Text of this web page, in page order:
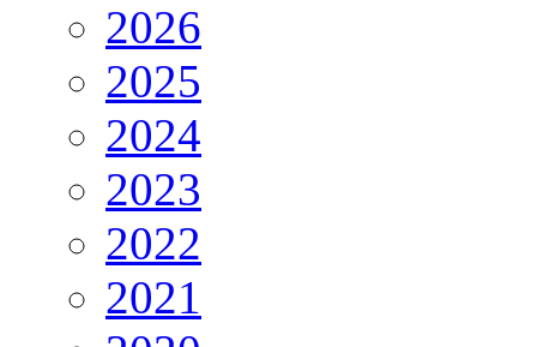
2026
2025
2024
2023
2022
2021